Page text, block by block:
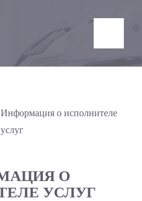
Информация о исполнителе
услуг
О
УСЛУГ